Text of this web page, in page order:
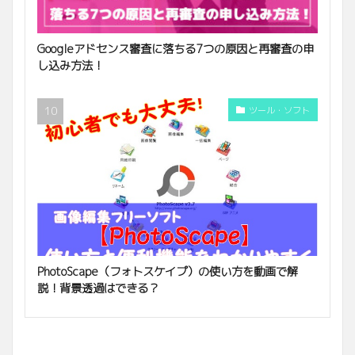
Googleアドセンス審査に落ちる7つの原因と再審査の申
し込み方法！
ツール・ソフト
PhotoScape（フォトスケイプ）の使い方を動画で解
説！背景透過はできる？